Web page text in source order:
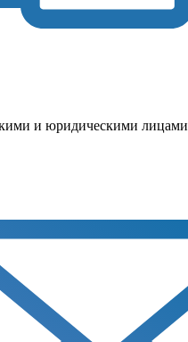
и юридическими лицами